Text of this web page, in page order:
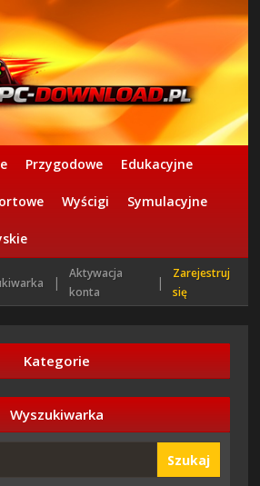
Przygodowe Edukacyjne
Wyścigi Symulacyjne
|
Aktywacja
konta
|
Zarejestruj
się
Kategorie
Wyszukiwarka
Szukaj